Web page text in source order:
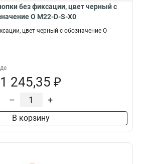
без фиксации, цвет черный с
O M22-D-S-X0
цвет черный с обозначение O
1 245,35 ₽
– +
В корзину